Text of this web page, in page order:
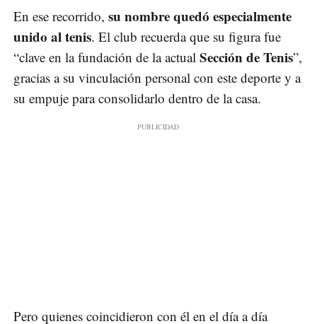
En ese recorrido, su nombre quedó especialmente
unido al tenis. El club recuerda que su figura fue
“clave en la fundación de la actual Sección de Tenis”,
gracias a su vinculación personal con este deporte y a
su empuje para consolidarlo dentro de la casa.
Pero quienes coincidieron con él en el día a día